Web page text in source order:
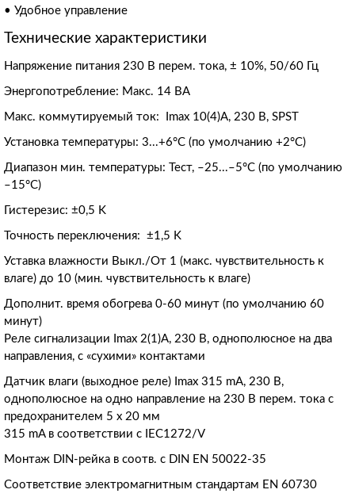
• Удобное управление
Технические характеристики
Напряжение питания 230 В перем. тока, ± 10%, 50/60 Гц
Энергопотребление: Макс. 14 ВА
Макс. коммутируемый ток: Imax 10(4)A, 230 В, SPST
Установка температуры: 3...+6°C (по умолчанию +2°С)
Диапазон мин. температуры: Тест, –25...–5°C (по умолчанию
–15°C)
Гистерезис: ±0,5 K
Точность переключения: ±1,5 K
Уставка влажности Выкл./От 1 (макс. чувствительность к
влаге) до 10 (мин. чувствительность к влаге)
Дополнит. время обогрева 0-60 минут (по умолчанию 60
минут)
Реле сигнализации Imax 2(1)A, 230 В, однополюсное на два
направления, с «сухими» контактами
Датчик влаги (выходное реле) Imax 315 mA, 230 В,
однополюсное на одно направление на 230 В перем. тока c
предохранителем 5 x 20 мм
315 mA в соответствии с IEC1272/V
Монтаж DIN-рейка в соотв. с DIN EN 50022-35
Соответствие электромагнитным стандартам EN 60730